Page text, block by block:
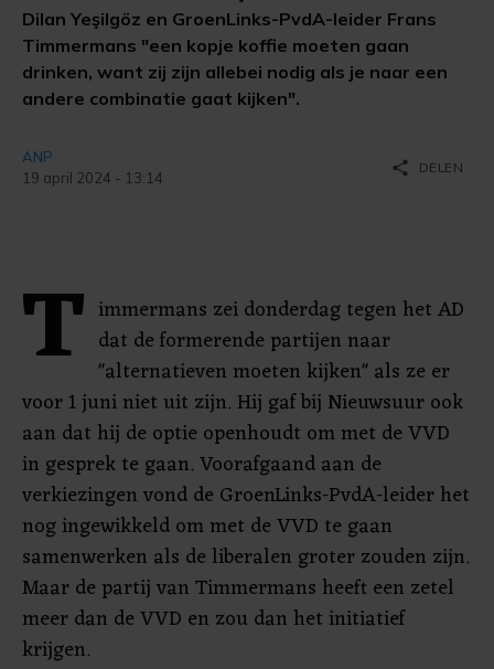
Dilan Yeşilgöz en GroenLinks-PvdA-leider Frans
Timmermans "een kopje koffie moeten gaan
drinken, want zij zijn allebei nodig als je naar een
andere combinatie gaat kijken".
ANP
19 april 2024 - 13:14
share DELEN
T immermans zei donderdag tegen het AD
dat de formerende partijen naar
"alternatieven moeten kijken" als ze er
voor 1 juni niet uit zijn. Hij gaf bij Nieuwsuur ook
aan dat hij de optie openhoudt om met de VVD
in gesprek te gaan. Voorafgaand aan de
verkiezingen vond de GroenLinks-PvdA-leider het
nog ingewikkeld om met de VVD te gaan
samenwerken als de liberalen groter zouden zijn.
Maar de partij van Timmermans heeft een zetel
meer dan de VVD en zou dan het initiatief
krijgen.